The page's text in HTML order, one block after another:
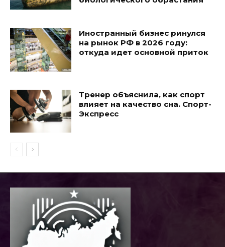
Иностранный бизнес ринулся
на рынок РФ в 2026 году:
откуда идет основной приток
Тренер объяснила, как спорт
влияет на качество сна. Спорт-
Экспресс